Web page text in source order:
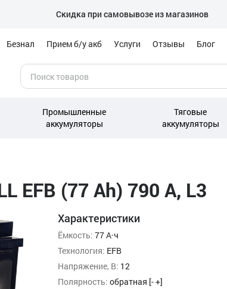
Скидка при самовывозе из магазинов
Безнал Прием б/у акб Услуги Отзывы Блог
Промышленные
аккумуляторы
Тяговые
аккумуляторы
EFB (77 Ah) 790 А, L3
Характеристики
Ёмкость: 77 А·ч
Технология: EFB
Напряжение, В: 12
Полярность: обратная [- +]